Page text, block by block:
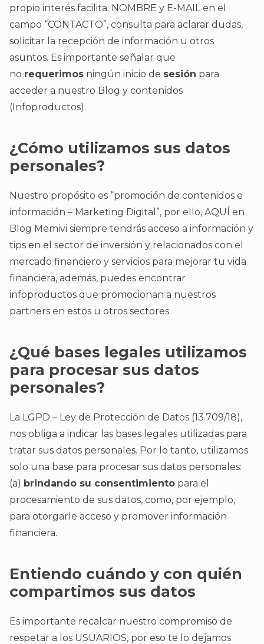
propio interés facilita: NOMBRE y E-MAIL en el
campo “CONTACTO”, consulta para aclarar dudas,
solicitar la recepción de información u otros
asuntos. Es importante señalar que
no requerimos ningún inicio de sesión para
acceder a nuestro Blog y contenidos
(Infoproductos).
¿Cómo utilizamos sus datos
personales?
Nuestro propósito es “promoción de contenidos e
información – Marketing Digital”, por ello, AQUÍ en
Blog Memivi siempre tendrás acceso a información y
tips en el sector de inversión y relacionados con el
mercado financiero y servicios para mejorar tu vida
financiera, además, puedes encontrar
infoproductos que promocionan a nuestros
partners en estos u otros sectores.
¿Qué bases legales utilizamos
para procesar sus datos
personales?
La LGPD – Ley de Protección de Datos (13.709/18),
nos obliga a indicar las bases legales utilizadas para
tratar sus datos personales. Por lo tanto, utilizamos
solo una base para procesar sus datos personales:
(a) brindando su consentimiento para el
procesamiento de sus datos, como, por ejemplo,
para otorgarle acceso y promover información
financiera.
Entiendo cuándo y con quién
compartimos sus datos
Es importante recalcar nuestro compromiso de
respetar a los USUARIOS, por eso te lo dejamos